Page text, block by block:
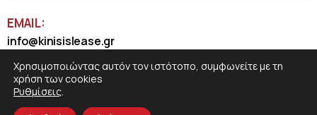
EMAIL:
info@kinisislease.gr
Χρησιμοποιώντας αυτόν τον ιστότοπο, συμφωνείτε με τη
χρήση των cookies
Ρυθμίσεις.